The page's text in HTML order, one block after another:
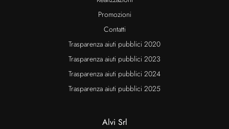
Promozioni
Contatti
Trasparenza aiuti pubblici 2020
Trasparenza aiuti pubblici 2023
Trasparenza aiuti pubblici 2024
Trasparenza aiuti pubblici 2025
Alvi Srl